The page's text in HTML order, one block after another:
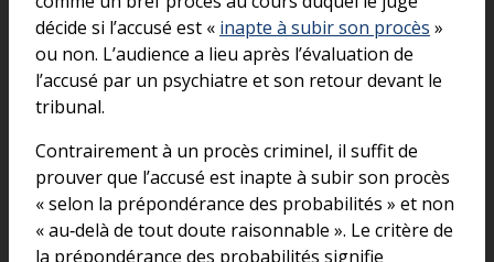
décide si l’accusé est « inapte à subir son procès »
ou non. L’audience a lieu après l’évaluation de
l’accusé par un psychiatre et son retour devant le
tribunal.
Contrairement à un procès criminel, il suffit de
prouver que l’accusé est inapte à subir son procès
« selon la prépondérance des probabilités » et non
« au‑delà de tout doute raisonnable ». Le critère de
la prépondérance des probabilités signifie